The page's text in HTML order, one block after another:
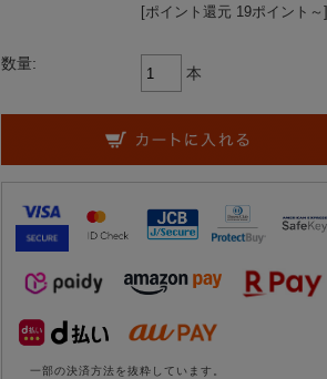
[ポイント還元 19ポイント～]
数量:
本
一部の決済方法を抜粋しています。